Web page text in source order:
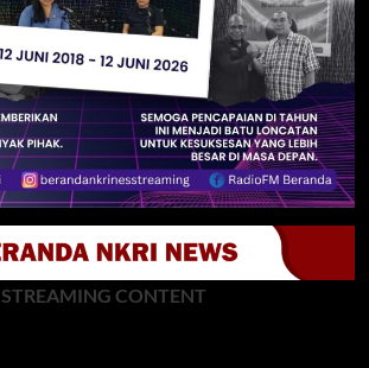
STREAMING CONTENT